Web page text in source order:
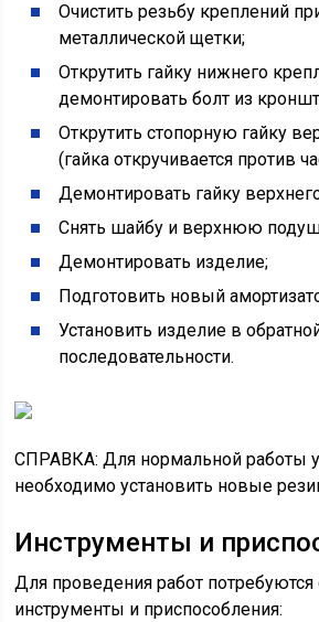
Очистить резьбу креплений
металлической щетки;
Открутить гайку нижнего
демонтировать болт из
Открутить стопорную гайку
(гайка откручивается против
Демонтировать гайку
Снять шайбу и верхнюю
Демонтировать изделие;
Подготовить новый
Установить изделие в
последовательности.
СПРАВКА: Для нормальной работы
необходимо установить новые
Инструменты и
Для проведения работ
инструменты и приспособления: